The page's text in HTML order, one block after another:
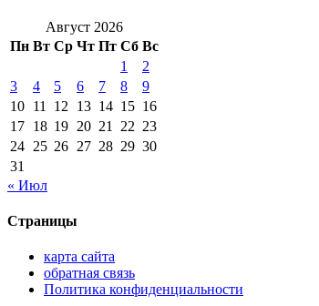
Август 2026
Пн Вт Ср Чт Пт Сб Вс
1
2
3
4 5 6 7 8
9
10 11 12 13 14 15 16
17 18 19 20 21 22 23
24 25 26 27 28 29 30
31
« Июл
Страницы
карта сайта
обратная связь
Политика конфиденциальности